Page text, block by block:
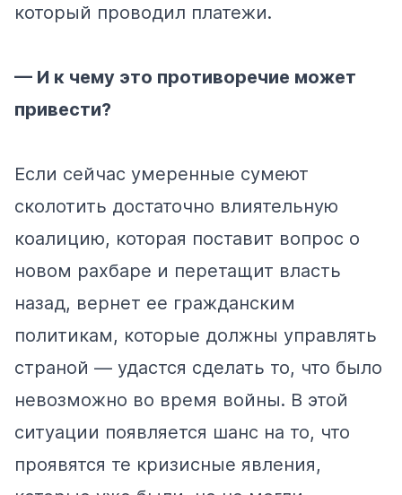
который проводил платежи.
— И к чему это противоречие может
привести?
Если сейчас умеренные сумеют
сколотить достаточно влиятельную
коалицию, которая поставит вопрос о
новом рахбаре и перетащит власть
назад, вернет ее гражданским
политикам, которые должны управлять
страной — удастся сделать то, что было
невозможно во время войны. В этой
ситуации появляется шанс на то, что
проявятся те кризисные явления,